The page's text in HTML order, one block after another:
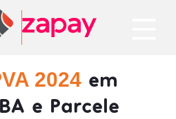
2024 em
e Parcele